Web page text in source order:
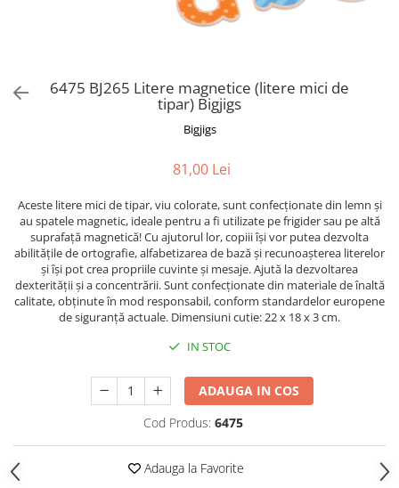
Instrumente si accesorii pentru
Stampile si tusiere
Modelaj
Pictura pe numere
Sarma plusata
Seturi de creatie
Tablouri diamonds
Jocuri matematice
Stimulare olfactiva si gustativa
Stimulare tactila
Stimulare vizuala
Seturi si jocuri magnetice
6475 BJ265 Litere magnetice (litere mici de
tipar) Bigjigs
Bigjigs
81,00 Lei
Aceste litere mici de tipar, viu colorate, sunt confecționate din lemn și
au spatele magnetic, ideale pentru a fi utilizate pe frigider sau pe altă
suprafață magnetică! Cu ajutorul lor, copiii își vor putea dezvolta
abilitățile de ortografie, alfabetizarea de bază și recunoașterea literelor
și își pot crea propriile cuvinte și mesaje. Ajută la dezvoltarea
dexterității și a concentrării. Sunt confecționate din materiale de înaltă
calitate, obținute în mod responsabil, conform standardelor europene
de siguranță actuale. Dimensiuni cutie: 22 x 18 x 3 cm.
IN STOC
ADAUGA IN COS
Cod Produs: 6475
Adauga la Favorite